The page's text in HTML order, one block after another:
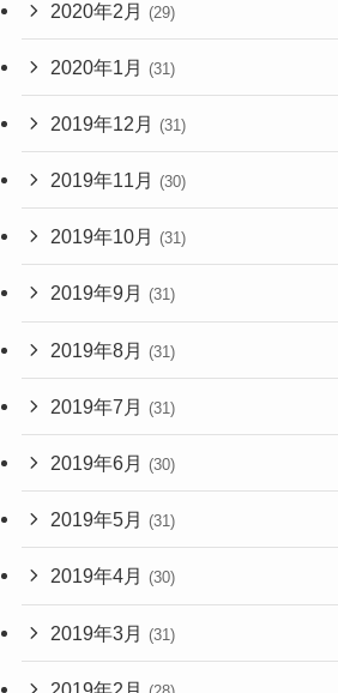
2020年2月 (29)
2020年1月 (31)
2019年12月 (31)
2019年11月 (30)
2019年10月 (31)
2019年9月 (31)
2019年8月 (31)
2019年7月 (31)
2019年6月 (30)
2019年5月 (31)
2019年4月 (30)
2019年3月 (31)